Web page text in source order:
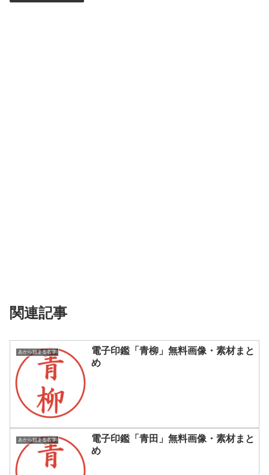
関連記事
あから始まる名字
電子印鑑「青柳」無料画像・素材まと
め
あから始まる名字
電子印鑑「青田」無料画像・素材まと
め